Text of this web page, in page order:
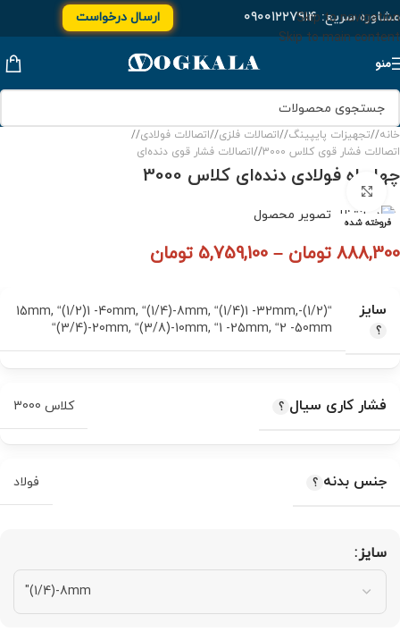
Skip to navigation
Skip to main content
مشاوره سریع:۰۹۰۰۱۲۲۷۹۱۴ ارسال درخواست
منو
خانه/ تجهیزات پایپینگ/ اتصالات فلزی/ اتصالات فولادی/
اتصالات فشار قوی کلاس 3000
/ اتصالات فشار قوی دنده‌ای
چهارراه فولادی دنده‌ای کلاس 3000
فروخته شده
888,300 تومان –
5,759,100 تومان
سایز “(1/2)-15mm
, “(1/2)1 -40mm, “(1/4)-8mm, “(1/4)1 -32mm,
“(3/4)-20mm, “(3/8)-10mm, “1 -25mm, “2 -50mm
فشار کاری سیال کلاس 3000
جنس بدنه فولاد
سایز